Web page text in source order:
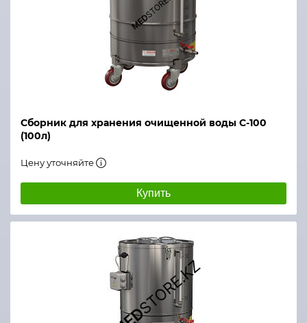
Материал корпуса
Сборник для хранения очищенной воды С-100
(100л)
Цену уточняйте
Купить